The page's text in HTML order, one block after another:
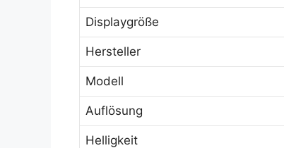
Displaygröße
Hersteller
Modell
Auflösung
Helligkeit